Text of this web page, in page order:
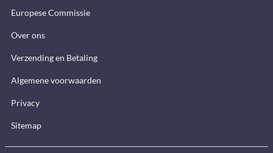
Europese Commissie
Over ons
Verzending en Betaling
Algemene voorwaarden
Privacy
Sitemap